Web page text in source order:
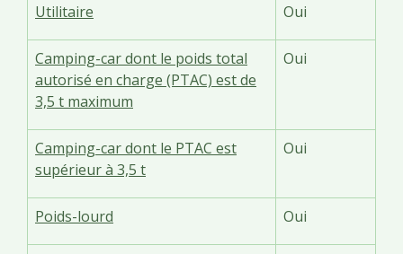
Utilitaire Oui
Camping-car dont le poids total
autorisé en charge (PTAC) est de
3,5 t maximum
Oui
Camping-car dont le PTAC est
supérieur à 3,5 t
Oui
Poids-lourd Oui